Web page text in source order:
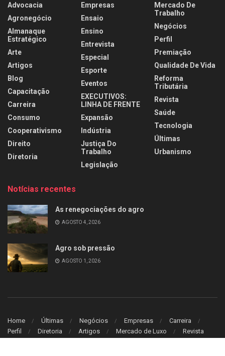
Advocacia
Agronegócio
Almanaque
Estratégico
Arte
Artigos
Blog
Capacitação
Carreira
Consumo
Cooperativismo
Direito
Diretoria
Empresas
Ensaio
Ensino
Entrevista
Especial
Esporte
Eventos
EXECUTIVOS:
LINHA DE FRENTE
Expansão
Indústria
Justiça Do
Trabalho
Legislação
Mercado De
Trabalho
Negócios
Perfil
Premiação
Qualidade De Vida
Reforma
Tributária
Revista
Saúde
Tecnologia
Últimas
Urbanismo
Notícias recentes
As renegociações do agro
AGOSTO 4, 2026
Agro sob pressão
AGOSTO 1, 2026
Home Últimas Negócios Empresas
Carreira
Perfil
Diretoria Artigos Mercado de Luxo Revista